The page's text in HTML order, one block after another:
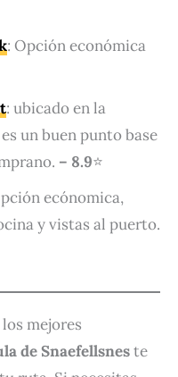
: Opción económica
: ubicado en la
un buen punto base
– 8.9⭐
ecónomica,
y vistas al puerto.
mejores
de Snaefellsneste